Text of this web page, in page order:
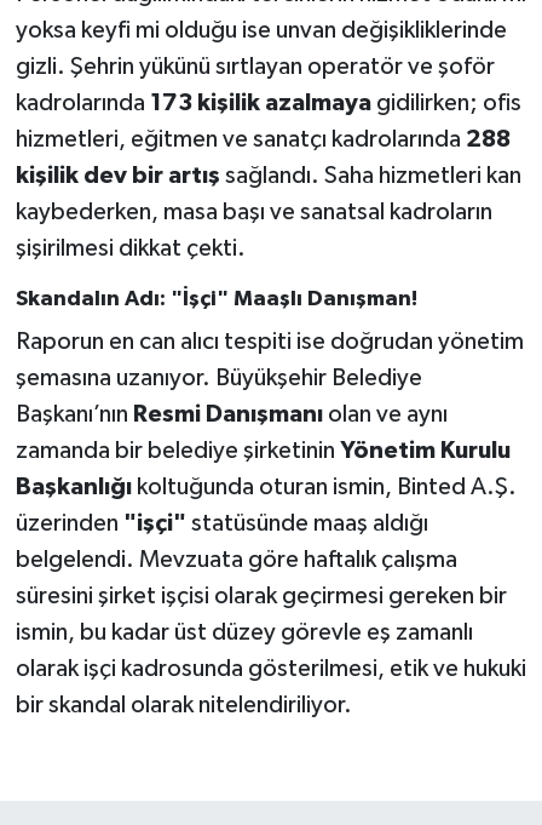
yoksa keyfi mi olduğu ise unvan değişikliklerinde
gizli. Şehrin yükünü sırtlayan operatör ve şoför
kadrolarında 173 kişilik azalmayagidilirken; ofis
hizmetleri, eğitmen ve sanatçı kadrolarında 288
kişilik dev bir artış sağlandı. Saha hizmetleri kan
kaybederken, masa başı ve sanatsal kadroların
şişirilmesi dikkat çekti.
Skandalın Adı: "İşçi" Maaşlı Danışman!
Raporun en can alıcı tespiti ise doğrudan yönetim
şemasına uzanıyor. Büyükşehir Belediye
Başkanı’nın Resmi Danışmanıolan ve aynı
zamanda bir belediye şirketinin Yönetim Kurulu
Başkanlığıkoltuğunda oturan ismin, Binted A.Ş.
üzerinden "işçi" statüsünde maaş aldığı
belgelendi. Mevzuata göre haftalık çalışma
süresini şirket işçisi olarak geçirmesi gereken bir
ismin, bu kadar üst düzey görevle eş zamanlı
olarak işçi kadrosunda gösterilmesi, etik ve hukuki
bir skandal olarak nitelendiriliyor.